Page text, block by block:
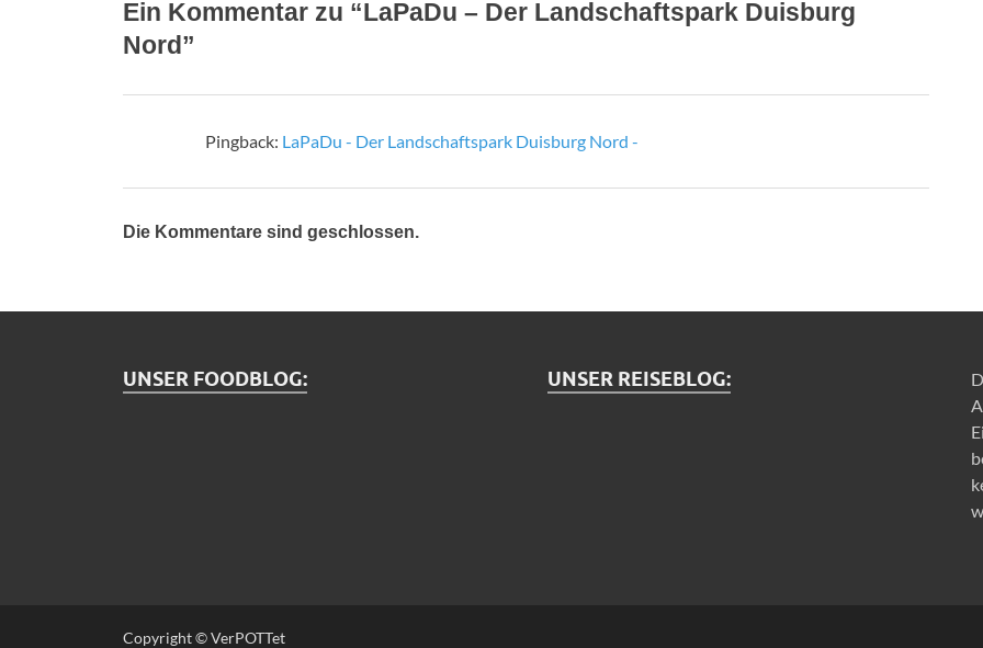
Ein Kommentar zu “LaPaDu – Der Landschaftspark Duisburg
Nord”
Pingback: LaPaDu - Der Landschaftspark Duisburg Nord -
Die Kommentare sind geschlossen.
UNSER FOODBLOG: UNSER REISEBLOG:
Copyright © VerPOTTet